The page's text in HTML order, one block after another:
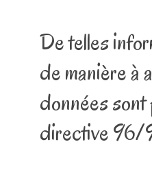
De telles
de manière à
données sont
directive 96/9